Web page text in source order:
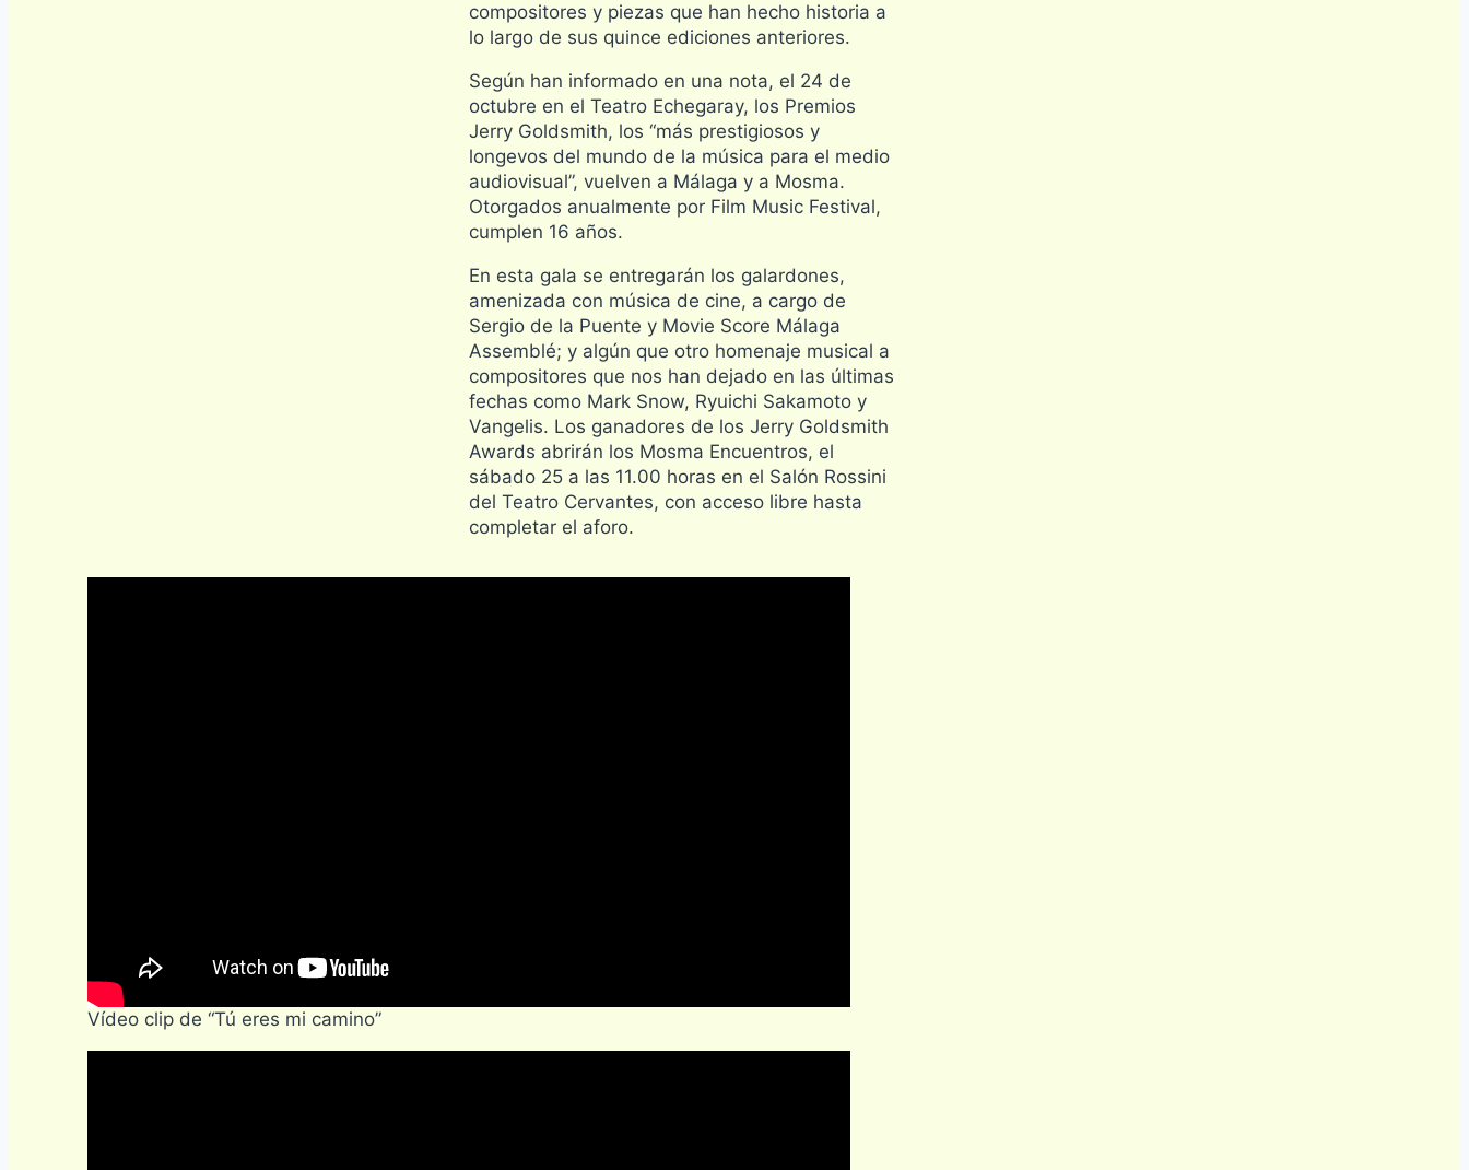
compositores y piezas que han hecho historia a
lo largo de sus quince ediciones anteriores.
Según han informado en una nota, el 24 de
octubre en el Teatro Echegaray, los Premios
Jerry Goldsmith, los “más prestigiosos y
longevos del mundo de la música para el medio
audiovisual”, vuelven a Málaga y a Mosma.
Otorgados anualmente por Film Music Festival,
cumplen 16 años.
En esta gala se entregarán los galardones,
amenizada con música de cine, a cargo de
Sergio de la Puente y Movie Score Málaga
Assemblé; y algún que otro homenaje musical a
compositores que nos han dejado en las últimas
fechas como Mark Snow, Ryuichi Sakamoto y
Vangelis. Los ganadores de los Jerry Goldsmith
Awards abrirán los Mosma Encuentros, el
sábado 25 a las 11.00 horas en el Salón Rossini
del Teatro Cervantes, con acceso libre hasta
completar el aforo.
Vídeo clip de “Tú eres mi camino”